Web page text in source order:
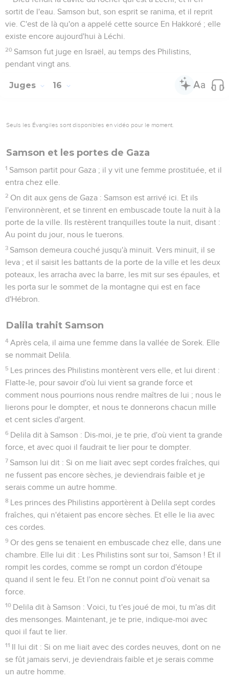
sortit de l'eau. Samson but, son esprit se ranima, et il reprit
vie. C'est de là qu'on a appelé cette source En Hakkoré ; elle
existe encore aujourd'hui à Léchi.
20 Samson fut juge en Israël, au temps des Philistins,
pendant vingt ans.
Juges 16
Seuls les Évangiles sont disponibles en vidéo pour le moment.
Samson et les portes de Gaza
1 Samson partit pour Gaza ; il y vit une femme prostituée, et il
entra chez elle.
2 On dit aux gens de Gaza : Samson est arrivé ici. Et ils
l'environnèrent, et se tinrent en embuscade toute la nuit à la
porte de la ville. Ils restèrent tranquilles toute la nuit, disant :
Au point du jour, nous le tuerons.
3 Samson demeura couché jusqu'à minuit. Vers minuit, il se
leva ; et il saisit les battants de la porte de la ville et les deux
poteaux, les arracha avec la barre, les mit sur ses épaules, et
les porta sur le sommet de la montagne qui est en face
d'Hébron.
Dalila trahit Samson
4 Après cela, il aima une femme dans la vallée de Sorek. Elle
se nommait Delila.
5 Les princes des Philistins montèrent vers elle, et lui dirent :
Flatte-le, pour savoir d'où lui vient sa grande force et
comment nous pourrions nous rendre maîtres de lui ; nous le
lierons pour le dompter, et nous te donnerons chacun mille
et cent sicles d'argent.
6 Delila dit à Samson : Dis-moi, je te prie, d'où vient ta grande
force, et avec quoi il faudrait te lier pour te dompter.
7 Samson lui dit : Si on me liait avec sept cordes fraîches, qui
ne fussent pas encore sèches, je deviendrais faible et je
serais comme un autre homme.
8 Les princes des Philistins apportèrent à Delila sept cordes
fraîches, qui n'étaient pas encore sèches. Et elle le lia avec
ces cordes.
9 Or des gens se tenaient en embuscade chez elle, dans une
chambre. Elle lui dit : Les Philistins sont sur toi, Samson ! Et il
rompit les cordes, comme se rompt un cordon d'étoupe
quand il sent le feu. Et l'on ne connut point d'où venait sa
force.
10 Delila dit à Samson : Voici, tu t'es joué de moi, tu m'as dit
des mensonges. Maintenant, je te prie, indique-moi avec
quoi il faut te lier.
11 Il lui dit : Si on me liait avec des cordes neuves, dont on ne
se fût jamais servi, je deviendrais faible et je serais comme
un autre homme.